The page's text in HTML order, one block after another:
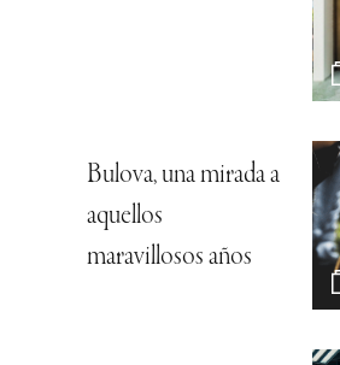
Bulova, una mirada a
aquellos
maravillosos años